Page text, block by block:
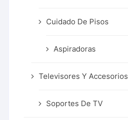
Cuidado De Pisos
Aspiradoras
Televisores Y Accesorios
Soportes De TV